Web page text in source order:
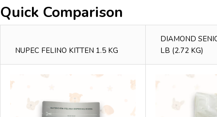
Quick Comparison
NUPEC FELINO KITTEN 1.5 KG
DIAMOND
LB (2.72 KG)